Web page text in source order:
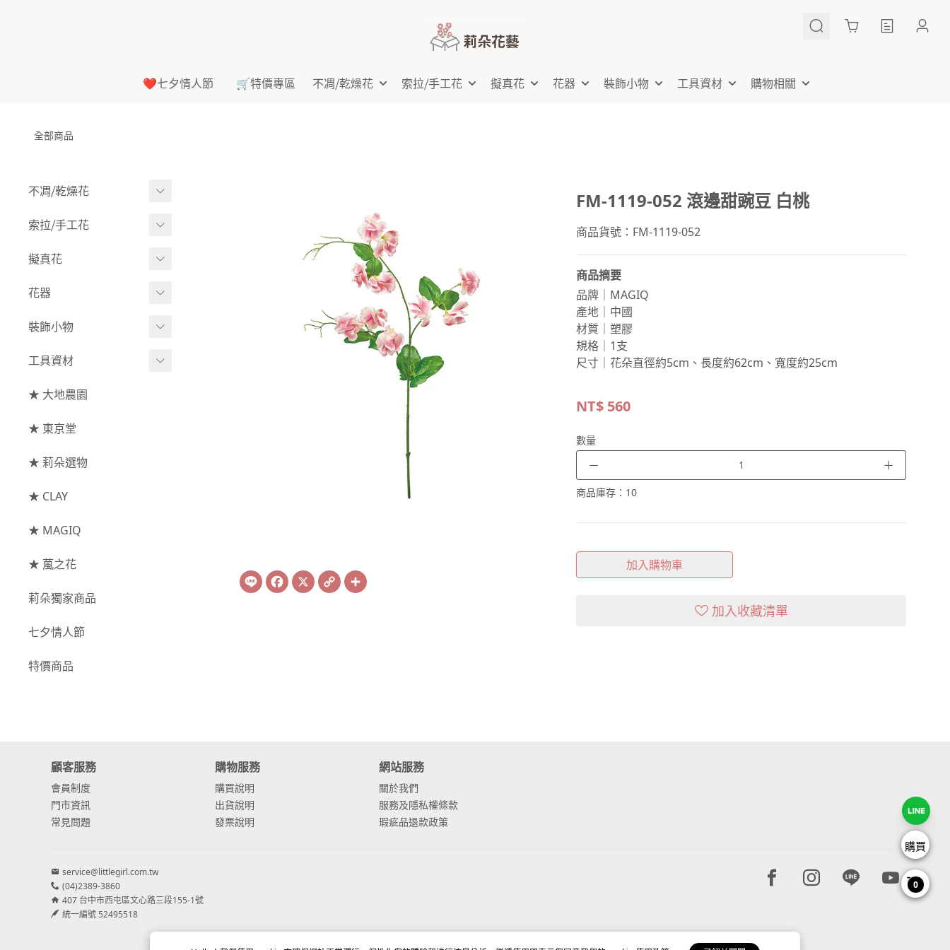
Cart
❤️七夕情人節 🛒特價專區 不凋⧸乾燥花 索拉⧸手工花 擬真花 花器 裝飾小物 工具資材 購物相關
全部商品
不凋⧸乾燥花
多色組合
- 其他
玫瑰
大玫瑰
- 迷你玫瑰
- 庭園玫瑰
- 其他玫瑰
主花
菊花
-
蘭花⧸大理花
康乃馨
- 安娜貝爾繡球花
- 日本繡球花
- 重瓣繡球花
配花
- 滿天星⧸木滿天星
索拉⧸手工花
索拉花(有花莖)
- 莉朵獨家水染
- 大地農園
索拉花(僅花頭)
原色
擬真花
盆栽⧸成品
綜合花束
葉材⧸藤蔓
枝條
果實
花器
小型花器
中大型花器
捧花架⧸吊架
藤圈⧸注連繩
提籃
裝飾小物
裝飾⧸擺飾
花插
工具資材
工具⧸型錄
資材
★ 大地農園
★ 東京堂
★ 莉朵選物
★ CLAY
★ MAGIQ
★ 葻之花
莉朵獨家商品
七夕情人節
特價商品
Line Facebook
X Copy
Link
FM-1119-052 滾邊甜豌豆 白桃
商品貨號：FM-1119-052
商品摘要
品牌｜MAGIQ
產地｜中國
材質｜塑膠
規格｜1支
尺寸｜花朵直徑約5cm、長度約62cm、寬度約25cm
NT$ 560
數量
－ ＋
商品庫存： 10
加入購物車
加入收藏清單
顧客服務
會員制度
門市資訊
常見問題
購物服務
購買說明
出貨說明
發票說明
網站服務
關於我們
服務及隱私權條款
瑕疵品退款政策
service@littlegirl.com.tw
(04)2389-3860
407 台中市西屯區文心路三段155-1號
統一編號 52495518
Facebook page
Instagram page
Line pageYoutube
購買
0